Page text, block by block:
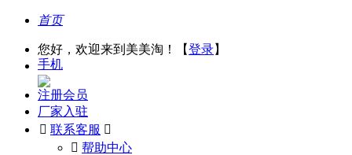
首页
您好，欢迎来到美美淘！【登录】
手机
注册会员
厂家入驻
 联系客服 
󰅃 帮助中心